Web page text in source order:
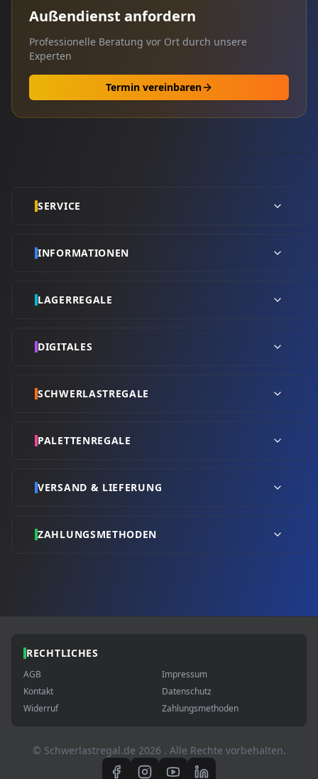
Außendienst anfordern
Professionelle Beratung vor Ort durch unsere
Experten
Termin vereinbaren
SERVICE
INFORMATIONEN
LAGERREGALE
DIGITALES
SCHWERLASTREGALE
PALETTENREGALE
VERSAND & LIEFERUNG
ZAHLUNGSMETHODEN
RECHTLICHES
AGB
Impressum
Kontakt
Datenschutz
Widerruf
Zahlungsmethoden
© Schwerlastregal.de 2026 . Alle Rechte vorbehalten.